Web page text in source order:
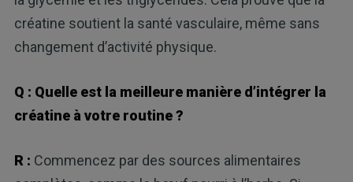
créatine soutient la santé vasculaire, même sans
changement d’activité physique.
Q : Quelle est la meilleure manière d’intégrer la
créatine à votre routine ?
R : Commencez par des sources alimentaires